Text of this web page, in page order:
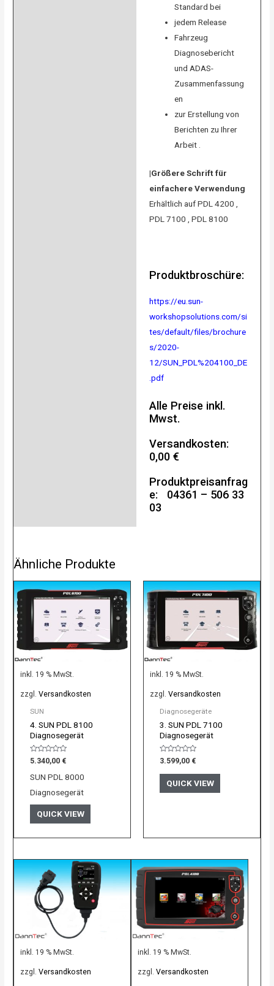
Standard bei
jedem Release
Fahrzeug
Diagnosebericht
und ADAS-
Zusammenfassung
en
zur Erstellung von
Berichten zu Ihrer
Arbeit .
|Größere Schrift für
einfachere Verwendung
Erhältlich auf PDL 4200 ,
PDL 7100 , PDL 8100
Produktbroschüre:
https://eu.sun-
workshopsolutions.com/si
tes/default/files/brochure
s/2020-
12/SUN_PDL%204100_DE
.pdf
Alle Preise inkl.
Mwst.
Versandkosten:
0,00 €
Produktpreisanfrag
e: 04361 – 506 33
03
Ähnliche Produkte
inkl. 19 % MwSt.
zzgl.Versandkosten
SUN
4. SUN PDL 8100
Diagnosegerät
Bewertet
mit
von
5.340,00 €
SUN PDL 8000
Diagnosegerät
QUICK VIEW
inkl. 19 % MwSt.
zzgl. Versandkosten
Diagnosegeräte
3. SUN PDL 7100
Diagnosegerät
Bewertet
mit
0
von
3.599,00 €
QUICK VIEW
inkl. 19 % MwSt.
zzgl.Versandkosten
inkl. 19 % MwSt.
zzgl. Versandkosten